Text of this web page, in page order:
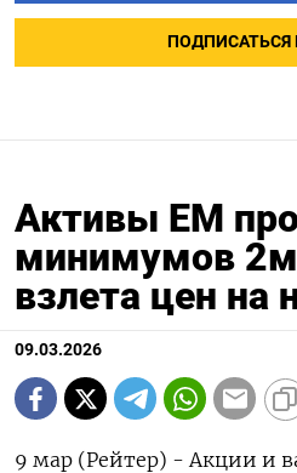
ПОДПИСАТЬСЯ
Активы EM
минимумов
взлета цен на
09.03.2026
9 мар (Рейтер) - Акции и